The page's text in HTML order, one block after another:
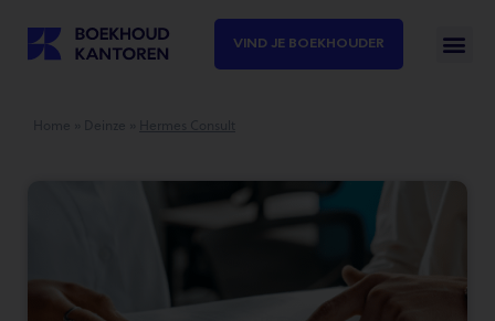
VIND JE BOEKHOUDER